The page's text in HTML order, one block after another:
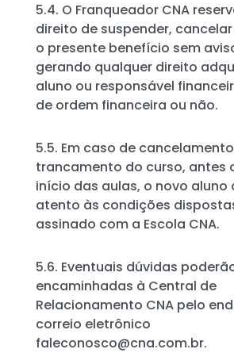
5.4. O Franqueador CNA
direito de suspender,
o presente benefício sem
gerando qualquer direito
aluno ou responsável
de ordem financeira ou não.
5.5. Em caso de
trancamento do curso, antes
início das aulas, o novo aluno
atento às condições
assinado com a Escola CNA.
5.6. Eventuais dúvidas
encaminhadas à Central de
Relacionamento CNA pelo
correio eletrônico
faleconosco@cna.com.br.